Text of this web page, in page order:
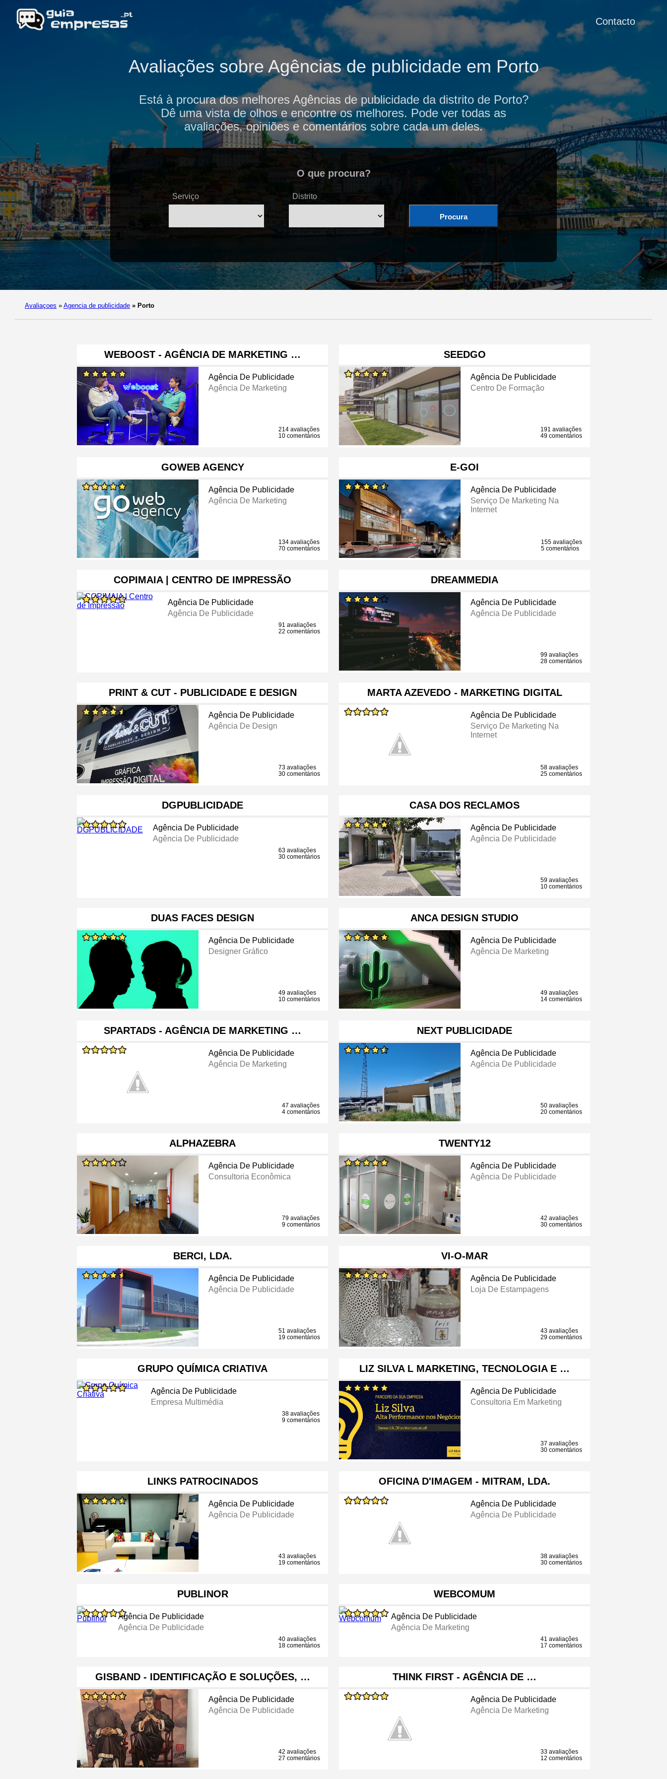
Contacto
Avaliações sobre Agências de publicidade em Porto
Está à procura dos melhores Agências de publicidade da distrito de Porto?
Dê uma vista de olhos e encontre os melhores. Pode ver todas as
avaliações, opiniões e comentários sobre cada um deles.
O que procura?
Serviço Distrito
Procura
Avaliaçoes » Agencia de publicidade » Porto
WEBOOST - AGÊNCIA DE MARKETING …
Agência De Publicidade
Agência De Marketing
214 avaliações
10 comentários
SEEDGO
Agência De Publicidade
Centro De Formação
191 avaliações
49 comentários
GOWEB AGENCY
Agência De Publicidade
Agência De Marketing
134 avaliações
70 comentários
E-GOI
Agência De Publicidade
Serviço De Marketing Na
Internet
155 avaliações
5 comentários
COPIMAIA | CENTRO DE IMPRESSÃO
Agência De Publicidade
Agência De Publicidade
91 avaliações
22 comentários
DREAMMEDIA
Agência De Publicidade
Agência De Publicidade
99 avaliações
28 comentários
PRINT & CUT - PUBLICIDADE E DESIGN
Agência De Publicidade
Agência De Design
73 avaliações
30 comentários
MARTA AZEVEDO - MARKETING DIGITAL
Agência De Publicidade
Serviço De Marketing Na
Internet
58 avaliações
25 comentários
DGPUBLICIDADE
Agência De Publicidade
Agência De Publicidade
63 avaliações
30 comentários
CASA DOS RECLAMOS
Agência De Publicidade
Agência De Publicidade
59 avaliações
10 comentários
DUAS FACES DESIGN
Agência De Publicidade
Designer Gráfico
49 avaliações
10 comentários
ANCA DESIGN STUDIO
Agência De Publicidade
Agência De Marketing
49 avaliações
14 comentários
SPARTADS - AGÊNCIA DE MARKETING …
Agência De Publicidade
Agência De Marketing
47 avaliações
4 comentários
NEXT PUBLICIDADE
Agência De Publicidade
Agência De Publicidade
50 avaliações
20 comentários
ALPHAZEBRA
Agência De Publicidade
Consultoria Econômica
79 avaliações
9 comentários
TWENTY12
Agência De Publicidade
Agência De Publicidade
42 avaliações
30 comentários
BERCI, LDA.
Agência De Publicidade
Agência De Publicidade
51 avaliações
19 comentários
VI-O-MAR
Agência De Publicidade
Loja De Estampagens
43 avaliações
29 comentários
GRUPO QUÍMICA CRIATIVA
Agência De Publicidade
Empresa Multimédia
38 avaliações
9 comentários
LIZ SILVA L MARKETING, TECNOLOGIA E …
Agência De Publicidade
Consultoria Em Marketing
37 avaliações
30 comentários
LINKS PATROCINADOS
Agência De Publicidade
Agência De Publicidade
43 avaliações
19 comentários
OFICINA D'IMAGEM - MITRAM, LDA.
Agência De Publicidade
Agência De Publicidade
38 avaliações
30 comentários
PUBLINOR
Agência De Publicidade
Agência De Publicidade
40 avaliações
18 comentários
WEBCOMUM
Agência De Publicidade
Agência De Marketing
41 avaliações
17 comentários
GISBAND - IDENTIFICAÇÃO E SOLUÇÕES, …
Agência De Publicidade
Agência De Publicidade
42 avaliações
27 comentários
THINK FIRST - AGÊNCIA DE …
Agência De Publicidade
Agência De Marketing
33 avaliações
12 comentários